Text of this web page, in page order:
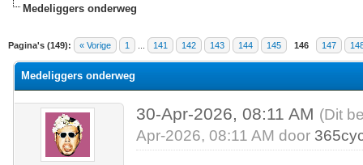
Medeliggers onderweg
Pagina's (149): « Vorige 1 141 142 143 144 145 146 147
waardering is 3.86
Medeliggers onderweg
30-Apr-2026, 08:11 AM (Dit
Apr-2026, 08:11 AM door